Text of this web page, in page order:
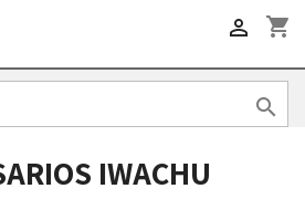
shopping_cart


IWACHU